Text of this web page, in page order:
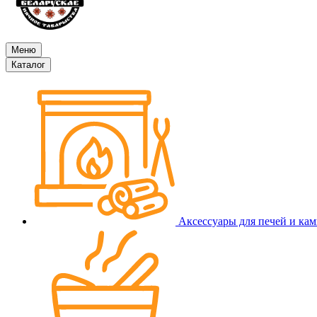
Меню
Каталог
Аксессуары для печей и